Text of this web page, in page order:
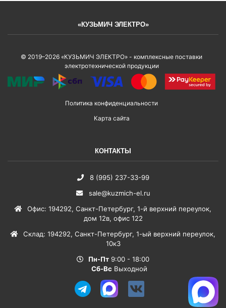
«КУЗЬМИЧ ЭЛЕКТРО»
© 2019–2026 «КУЗЬМИЧ ЭЛЕКТРО» - комплексные поставки
электротехнической продукции
Политика конфиденциальности
Карта сайта
КОНТАКТЫ
8 (995) 237-33-99
sale@kuzmich-el.ru
Офис: 194292, Санкт-Петербург, 1-й верхний переулок,
дом 12в, офис 122
Склад: 194292, Санкт-Петербург, 1-ый верхний переулок,
10к3
Пн-Пт 9:00 - 18:00
Сб-Вс Выходной